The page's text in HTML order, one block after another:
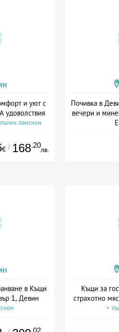
и уют с
удоволствия
пансион
€ / 168.20
лв.
Почивка в
вечери и
в Къщи
1, Девин
.02
Къщи за
страхотно
+